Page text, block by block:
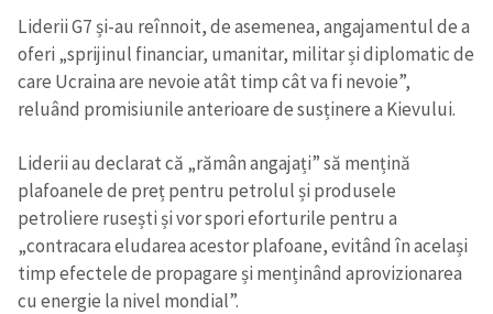
Liderii G7 și-au reînnoit, de asemenea, angajamentul de a
oferi „sprijinul financiar, umanitar, militar și diplomatic de
care Ucraina are nevoie atât timp cât va fi nevoie”,
reluând promisiunile anterioare de susținere a Kievului.
Liderii au declarat că „rămân angajați” să mențină
plafoanele de preț pentru petrolul și produsele
petroliere rusești și vor spori eforturile pentru a
„contracara eludarea acestor plafoane, evitând în același
timp efectele de propagare și menținând aprovizionarea
cu energie la nivel mondial”.